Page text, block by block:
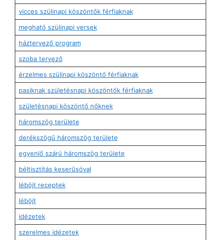
vicces szülinapi köszöntők férfiaknak
megható szülinapi versek
háztervező program
szoba tervező
érzelmes szülinapi köszöntő férfiaknak
pasiknak születésnapi köszöntők férfiaknak
születésnapi köszöntő nőknek
háromszög területe
derékszögű háromszög területe
egyenlő szárú háromszög területe
béltisztítás keserűsóval
léböjt receptek
léböjt
idézetek
szerelmes idézetek